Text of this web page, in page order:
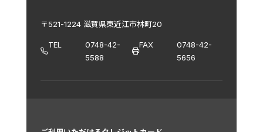
〒521-1224 滋賀県東近江市林町20
TEL
0748-42-
5588
FAX
0748-42-
5656